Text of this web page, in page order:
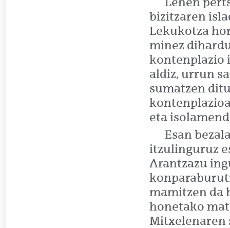
bizitzaren
Lekukotza
minez
kontenplazio
aldiz, urrun
sumatzen
eta
Esan
itzulinguruz
Arantzazu
mamitzen da
honetako
Mitxelenaren